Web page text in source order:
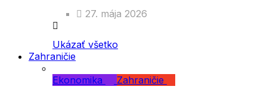
27. mája 2026
Ukázať všetko
Zahraničie
Ekonomika
Zahraničie